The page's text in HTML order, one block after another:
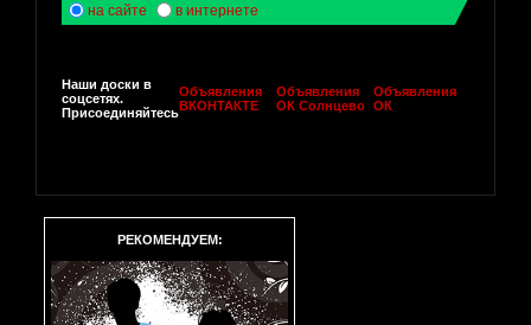
на сайте в интернете
Наши доски в
соцсетях.
Присоединяйтесь
Объявления
ВКОНТАКТЕ
Объявления
ОК Солнцево
Объявления
ОК
РЕКОМЕНДУЕМ: